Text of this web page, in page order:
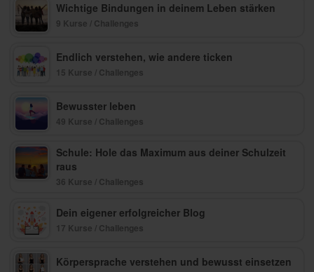
Wichtige Bindungen in deinem Leben stärken
9 Kurse / Challenges
Endlich verstehen, wie andere ticken
15 Kurse / Challenges
Bewusster leben
49 Kurse / Challenges
Schule: Hole das Maximum aus deiner Schulzeit
raus
36 Kurse / Challenges
Dein eigener erfolgreicher Blog
17 Kurse / Challenges
Körpersprache verstehen und bewusst einsetzen